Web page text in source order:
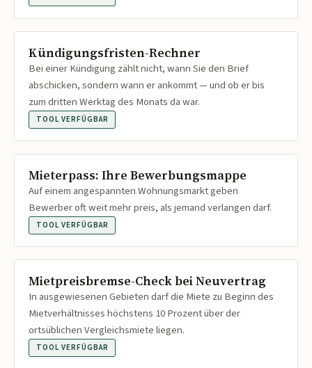
Kündigungsfristen-Rechner
Bei einer Kündigung zählt nicht, wann Sie den Brief
abschicken, sondern wann er ankommt — und ob er bis
zum dritten Werktag des Monats da war.
TOOL VERFÜGBAR
Mieterpass: Ihre Bewerbungsmappe
Auf einem angespannten Wohnungsmarkt geben
Bewerber oft weit mehr preis, als jemand verlangen darf.
TOOL VERFÜGBAR
Mietpreisbremse-Check bei Neuvertrag
In ausgewiesenen Gebieten darf die Miete zu Beginn des
Mietverhältnisses höchstens 10 Prozent über der
ortsüblichen Vergleichsmiete liegen.
TOOL VERFÜGBAR